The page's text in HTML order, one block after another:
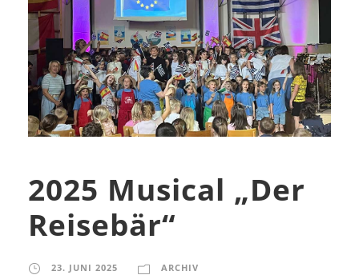
2025 Musical „Der
Reisebär“
23. JUNI 2025 ARCHIV